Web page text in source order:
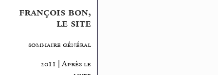
françois bon,
le site
sommaire général
2011 | Après le